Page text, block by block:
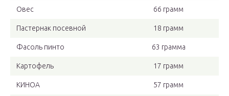
Овес 66 грамм
Пастернак посевной 18 грамм
Фасоль пинто 63 грамма
Картофель 17 грамм
КИНОА 57 грамм